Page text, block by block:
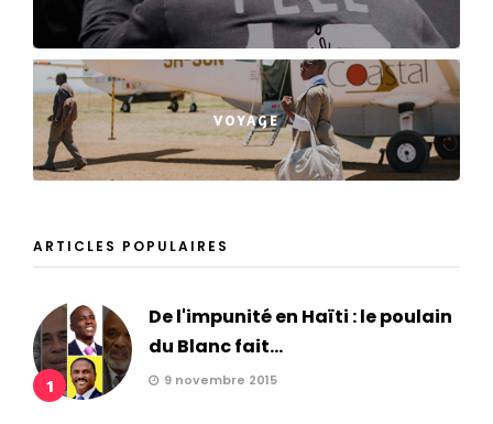
VOYAGE
ARTICLES POPULAIRES
1
De l'impunité en Haïti : le poulain
du Blanc fait...
9 novembre 2015